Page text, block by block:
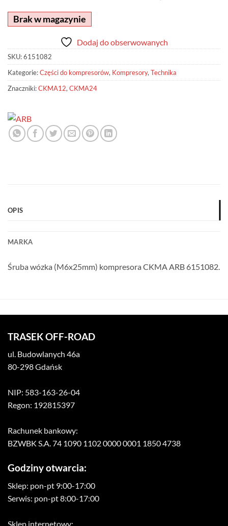
Brak w magazynie
Dodaj do obserwowanych
SKU:6151082
Kategorie:Części do kompresorów, Kompresory,Technika
Znaczniki:CKMA12,CKMA24
OPIS
MARKA
Śruba wózka (M6x25mm) kompresora CKMA ARB 6151082.
TRASEK OFF-ROAD
ul. Budowlanych 46a
80-298 Gdańsk
NIP: 583-163-26-04
Regon: 192815397
Rachunek bankowy:
BZWBK S.A. 74 1090 1102 0000 0001 1850 4738
Godziny otwarcia:
Sklep: pon-pt 9:00-17:00
Serwis: pon-pt 8:00-17:00
Sklep internetowy: